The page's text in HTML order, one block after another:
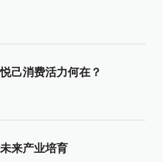
己消费活力何在？
来产业培育